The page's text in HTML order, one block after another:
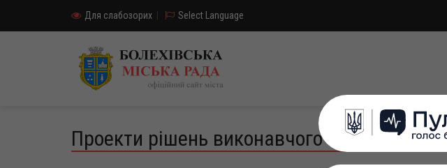
Для слабозорих Select Language
Проекти рішень виконавчого комітету на